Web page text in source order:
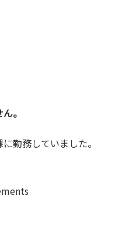
。
勤務していました。